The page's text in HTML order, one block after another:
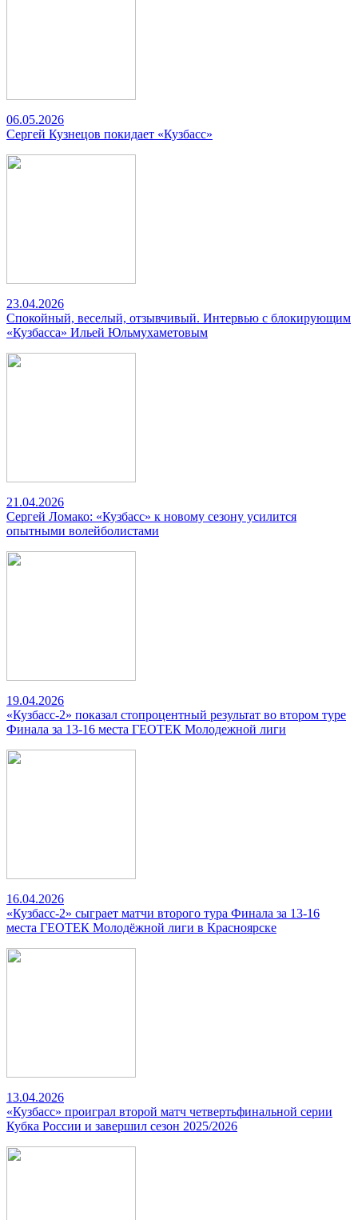
06.05.2026
Сергей Кузнецов покидает «Кузбасс»
23.04.2026
Спокойный, веселый, отзывчивый. Интервью с блокирующим
«Кузбасса» Ильей Юльмухаметовым
21.04.2026
Сергей Ломако: «Кузбасс» к новому сезону усилится
опытными волейболистами
19.04.2026
«Кузбасс-2» показал стопроцентный результат во втором туре
Финала за 13-16 места ГЕОТЕК Молодежной лиги
16.04.2026
«Кузбасс-2» сыграет матчи второго тура Финала за 13-16
места ГЕОТЕК Молодёжной лиги в Красноярске
13.04.2026
«Кузбасс» проиграл второй матч четвертьфинальной серии
Кубка России и завершил сезон 2025/2026